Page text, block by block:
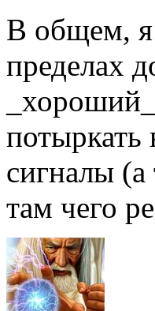
В общем, я
пределах
потыркать
сигналы (а
там чего